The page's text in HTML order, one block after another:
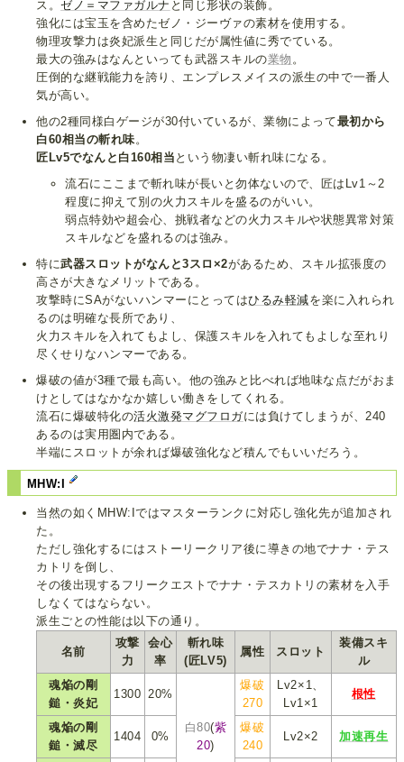
ス。ゼノ＝マファガルナ と同じ形状の装飾。
強化には宝玉を含めたゼノ・ジーヴァの素材を使用する。
物理攻撃力は炎妃派生と同じだが属性値に秀でている。
最大の強みはなんといっても武器スキルの業物 。
圧倒的な継戦能力を誇り、エンプレスメイスの派生の中で一番人
気が高い。
他の2種同様白ゲージが30付いているが、業物によって最初から
白60相当の斬れ味 。
匠Lv5でなんと白160相当 という物凄い斬れ味になる。
流石にここまで斬れ味が長いと勿体ないので、匠はLv1～2
程度に抑えて別の火力スキルを盛るのがいい。
弱点特効や超会心、挑戦者などの火力スキルや状態異常対策
スキルなどを盛れるのは強み。
特に武器スロットがなんと3スロ×2があるため、スキル拡張度の
高さが大きなメリットである。
攻撃時にSAがないハンマーにとってはひるみ軽減を楽に入れられ
るのは明確な長所であり、
火力スキルを入れてもよし、保護スキルを入れてもよしな至れり
尽くせりなハンマーである。
爆破の値が3種で最も高い。他の強みと比べれば地味な点だがおま
けとしてはなかなか嬉しい働きをしてくれる。
流石に爆破特化の活火激発マグフロガには負けてしまうが、240
あるのは実用圏内である。
半端にスロットが余れば爆破強化など積んでもいいだろう。
MHW:I
当然の如くMHW:Iではマスターランクに対応し強化先が追加され
た。
ただし強化するにはストーリークリア後に導きの地でナナ・テス
カトリを倒し、
その後出現するフリークエストでナナ・テスカトリの素材を入手
しなくてはならない。
派生ごとの性能は以下の通り。
名前
攻撃
力
会心
率
斬れ味
(匠LV5)
属性 スロット
装備スキ
ル
魂焔の剛
鎚・炎妃
1300 20%
白80(紫
20)
爆破
270
Lv2×1、
Lv1×1
根性
魂焔の剛
鎚・滅尽
1404 0%
爆破
240
Lv2×2 加速再生